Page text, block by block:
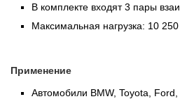
В комплекте входят 3 пары
Максимальная нагрузка: 10 250
Применение
Автомобили BMW, Toyota, Ford,